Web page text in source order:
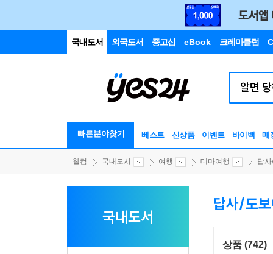
국내도서 외국도서 중고샵 eBook 크레마클럽
빠른분야찾기 베스트 신상품 이벤트 바이백 매
웰컴 국내도서 여행 테마여행 답
국내도서
답사/도
상품 (742)